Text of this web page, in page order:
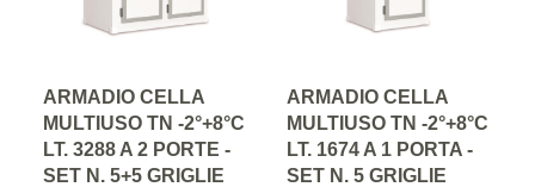
ARMADIO CELLA
MULTIUSO TN -2°+8°C
LT. 3288 A 2 PORTE -
SET N. 5+5 GRIGLIE
ARMADIO CELLA
MULTIUSO TN -2°+8°C
LT. 1674 A 1 PORTA -
SET N. 5 GRIGLIE